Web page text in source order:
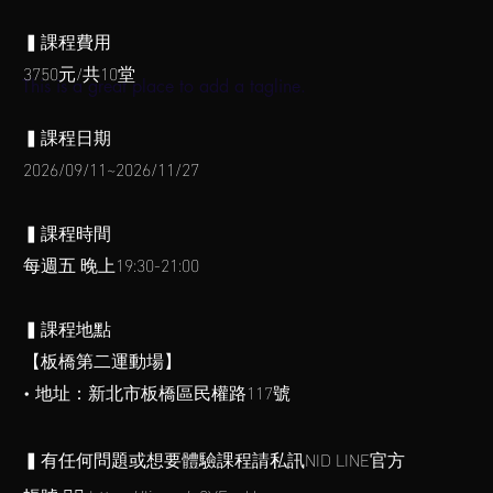
This is a great place to add a tagline.
▍課程費用
3750元/共10堂
▍課程日期
2026/09/11~2026/11/27
▍課程時間
每週五晚上19:30-21:00
▍課程地點
【板橋第二運動場】
• 地址：新北市板橋區民權路117號
▍有任何問題或想要體驗課程請私訊NID LINE官方